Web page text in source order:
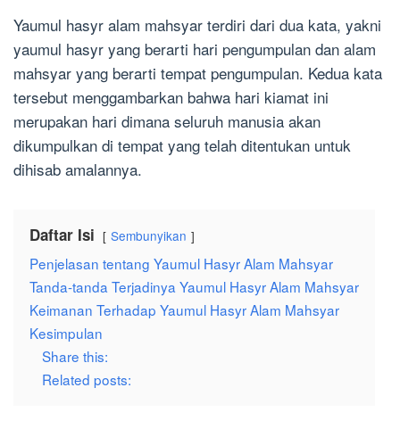
Yaumul hasyr alam mahsyar terdiri dari dua kata, yakni
yaumul hasyr yang berarti hari pengumpulan dan alam
mahsyar yang berarti tempat pengumpulan. Kedua kata
tersebut menggambarkan bahwa hari kiamat ini
merupakan hari dimana seluruh manusia akan
dikumpulkan di tempat yang telah ditentukan untuk
dihisab amalannya.
Daftar Isi Sembunyikan
Penjelasan tentang Yaumul Hasyr Alam Mahsyar
Tanda-tanda Terjadinya Yaumul Hasyr Alam Mahsyar
Keimanan Terhadap Yaumul Hasyr Alam Mahsyar
Kesimpulan
Share this:
Related posts: